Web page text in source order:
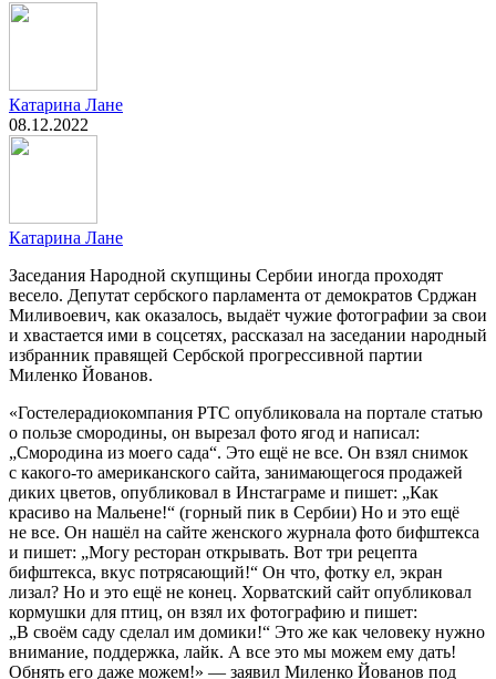
Катарина Лане
08.12.2022
Катарина Лане
Заседания Народной скупщины Сербии иногда проходят
весело. Депутат сербского парламента от демократов Срджан
Миливоевич, как оказалось, выдаёт чужие фотографии за свои
и хвастается ими в соцсетях, рассказал на заседании народный
избранник правящей Сербской прогрессивной партии
Миленко Йованов.
«Гостелерадиокомпания РТС опубликовала на портале статью
о пользе смородины, он вырезал фото ягод и написал:
„Смородина из моего сада“. Это ещё не все. Он взял снимок
с какого-то американского сайта, занимающегося продажей
диких цветов, опубликовал в Инстаграме и пишет: „Как
красиво на Мальене!“ (горный пик в Сербии) Но и это ещё
не все. Он нашёл на сайте женского журнала фото бифштекса
и пишет: „Могу ресторан открывать. Вот три рецепта
бифштекса, вкус потрясающий!“ Он что, фотку ел, экран
лизал? Но и это ещё не конец. Хорватский сайт опубликовал
кормушки для птиц, он взял их фотографию и пишет:
„В своём саду сделал им домики!“ Это же как человеку нужно
внимание, поддержка, лайк. А все это мы можем ему дать!
Обнять его даже можем!» — заявил Миленко Йованов под